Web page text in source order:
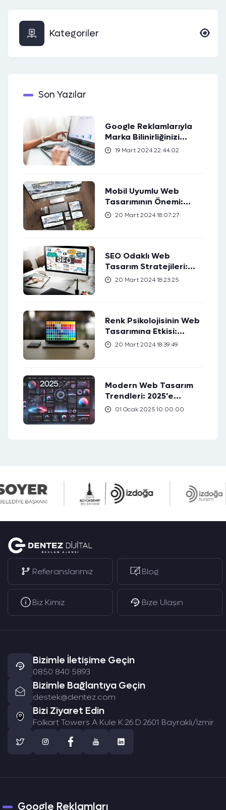
Kategoriler
Son Yazılar
Google Reklamlarıyla
Marka Bilinirliğinizi
Artırın
19 Mart 2024 22:44:02
Mobil Uyumlu Web
Tasarımının Önemi:
Kullanıcı Deneyimini
20 Mart 2024 18:07:27
SEO Odaklı Web
Tasarım Stratejileri:
Web Sıralamanızı Nasıl
20 Mart 2024 18:23:25
Renk Psikolojisinin Web
Tasarımına Etkisi:
Hedef Kitlenizi Nasıl
20 Mart 2024 18:39:49
Modern Web Tasarım
Trendleri: 2025’e
Hazırlık
01 Ocak 2025 10:00:00
Referanslarımız Blog
Biz Kimiz Bize Ulaşın
Bizimle İletişime Geçin
0850 840 5893
Bizimle Bağlantıya Geçin
destek@dentez.com
Bizi Ziyaret Edin
Folkart Towers A Kule K:26 D:2601 Bayraklı/İzmir
Google Reklamları